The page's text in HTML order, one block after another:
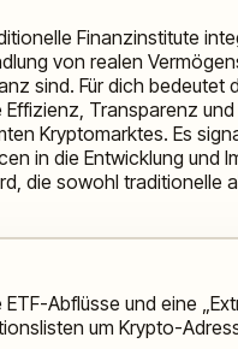
Finanzinstitute
von realen
sind. Für dich bedeutet
Transparenz
Kryptomarktes. Es
in die Entwicklung und
die sowohl traditionelle
Abflüsse und eine
um Krypto-